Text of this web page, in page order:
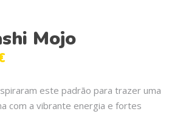
Mojo
este padrão para trazer uma
com a vibrante energia e fortes